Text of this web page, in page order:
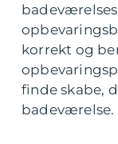
korrekt og
finde skabe,
badeværelse.